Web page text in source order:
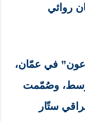
روائي
في عمّان،
المتوسط، وصُمّمت
ستّار